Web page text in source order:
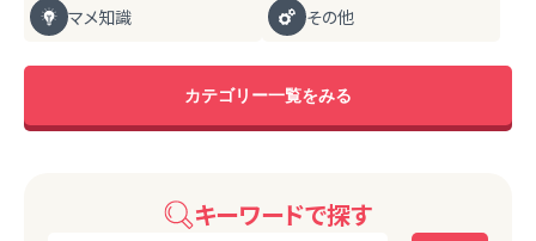
マメ知識 その他
カテゴリー一覧をみる
キーワードで探す